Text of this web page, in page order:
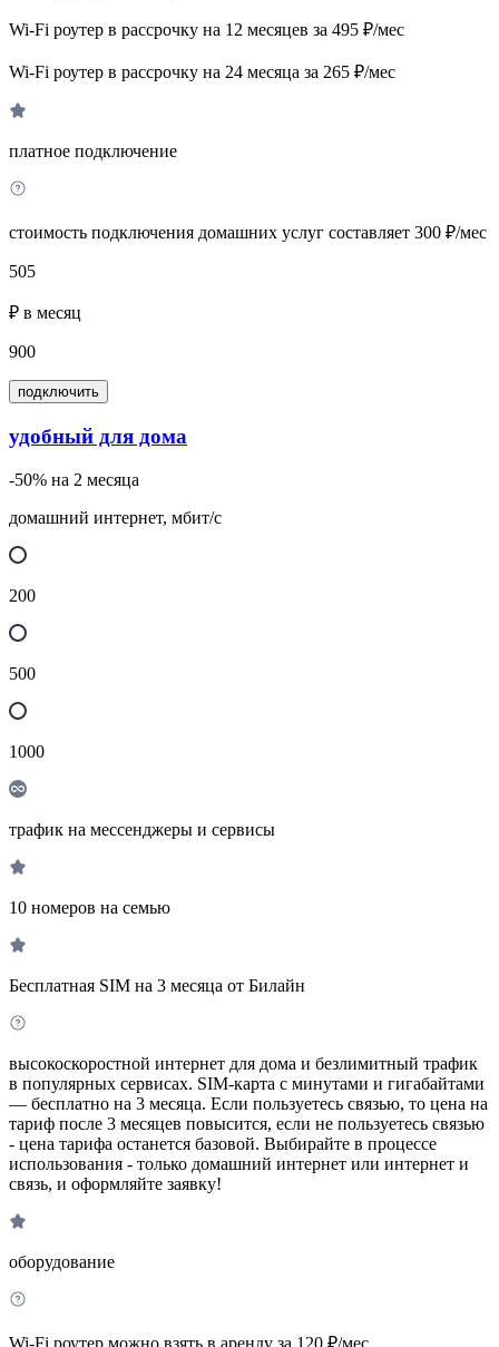
Wi-Fi роутер в рассрочку на 12 месяцев за 495 ₽/мес
Wi-Fi роутер в рассрочку на 24 месяца за 265 ₽/мес
платное подключение
стоимость подключения домашних услуг составляет 300 ₽/мес
505
₽ в месяц
900
подключить
удобный для дома
-50% на 2 месяца
домашний интернет, мбит/с
200
500
1000
трафик на мессенджеры и сервисы
10 номеров на семью
Бесплатная SIM на 3 месяца от Билайн
высокоскоростной интернет для дома и безлимитный трафик
в популярных сервисах. SIM-карта с минутами и гигабайтами
— бесплатно на 3 месяца. Если пользуетесь связью, то цена на
тариф после 3 месяцев повысится, если не пользуетесь связью
- цена тарифа останется базовой. Выбирайте в процессе
использования - только домашний интернет или интернет и
связь, и оформляйте заявку!
оборудование
Wi-Fi роутер можно взять в аренду за 120 ₽/мес